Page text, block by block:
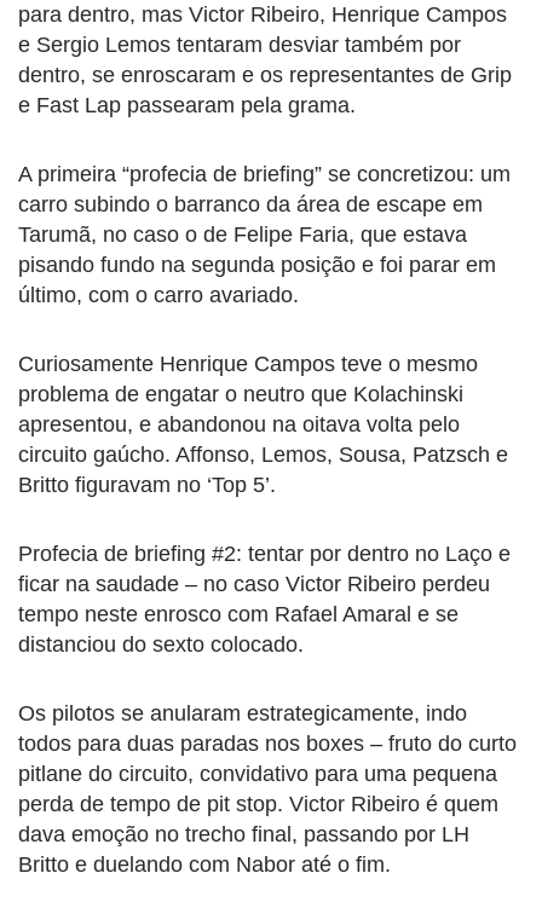
para dentro, mas Victor Ribeiro, Henrique Campos
e Sergio Lemos tentaram desviar também por
dentro, se enroscaram e os representantes de Grip
e Fast Lap passearam pela grama.
A primeira “profecia de briefing” se concretizou: um
carro subindo o barranco da área de escape em
Tarumã, no caso o de Felipe Faria, que estava
pisando fundo na segunda posição e foi parar em
último, com o carro avariado.
Curiosamente Henrique Campos teve o mesmo
problema de engatar o neutro que Kolachinski
apresentou, e abandonou na oitava volta pelo
circuito gaúcho. Affonso, Lemos, Sousa, Patzsch e
Britto figuravam no ‘Top 5’.
Profecia de briefing #2: tentar por dentro no Laço e
ficar na saudade – no caso Victor Ribeiro perdeu
tempo neste enrosco com Rafael Amaral e se
distanciou do sexto colocado.
Os pilotos se anularam estrategicamente, indo
todos para duas paradas nos boxes – fruto do curto
pitlane do circuito, convidativo para uma pequena
perda de tempo de pit stop. Victor Ribeiro é quem
dava emoção no trecho final, passando por LH
Britto e duelando com Nabor até o fim.